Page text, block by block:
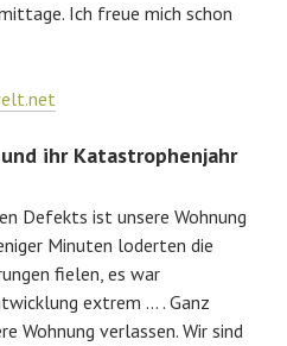
Ich freue mich schon
ihr Katastrophenjahr
Defekts ist unsere Wohnung
Minuten loderten die
fielen, es war
extrem … . Ganz
Wohnung verlassen. Wir sind